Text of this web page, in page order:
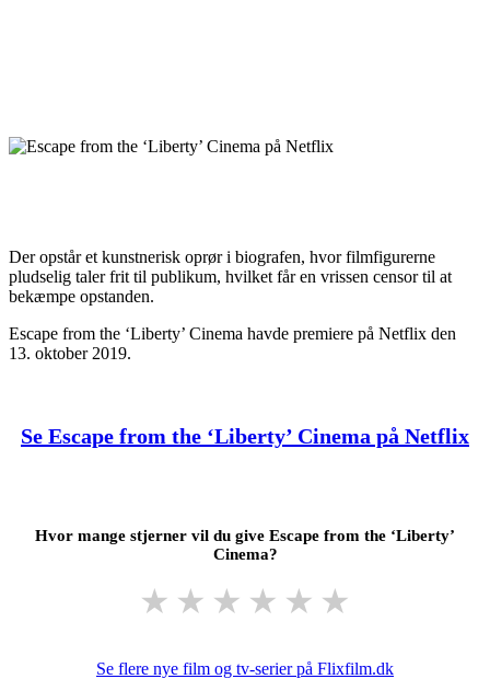
Der opstår et kunstnerisk oprør i biografen, hvor filmfigurerne
pludselig taler frit til publikum, hvilket får en vrissen censor til at
bekæmpe opstanden.
Escape from the ‘Liberty’ Cinema havde premiere på Netflix den
13. oktober 2019.
Se Escape from the ‘Liberty’ Cinema på Netflix
Hvor mange stjerner vil du give Escape from the ‘Liberty’
Cinema?
★ ★ ★ ★ ★ ★
Se flere nye film og tv-serier på Flixfilm.dk